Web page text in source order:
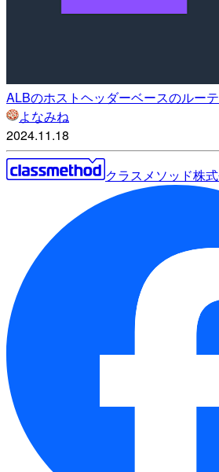
ALBのホストヘッダーベースのルー
よなみね
2024.11.18
クラスメソッド株